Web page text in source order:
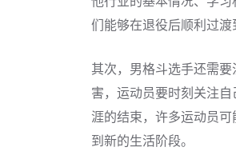
们能够在退役后顺利过渡
其次，男格斗选手还需
害，运动员要时刻关注
涯的结束，许多运动员
到新的生活阶段。